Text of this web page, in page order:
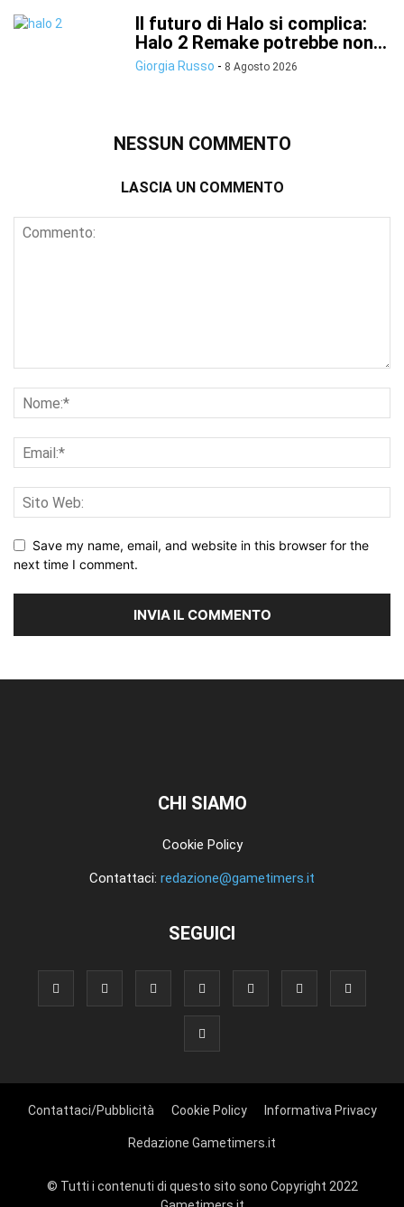
Il futuro di Halo si complica:
Halo 2 Remake potrebbe non...
Giorgia Russo - 8 Agosto 2026
NESSUN COMMENTO
LASCIA UN COMMENTO
Save my name, email, and website in this browser for the
next time I comment.
CHI SIAMO
Cookie Policy
Contattaci: redazione@gametimers.it
SEGUICI
Contattaci/Pubblicità Cookie Policy Informativa Privacy
Redazione Gametimers.it
© Tutti i contenuti di questo sito sono Copyright 2022